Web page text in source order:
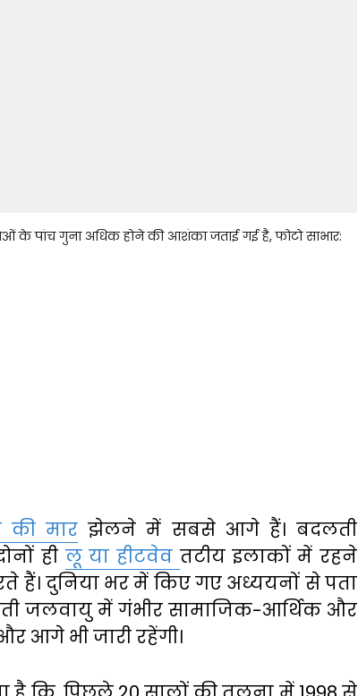
के पांच गुना अधिक होने की आशंका जताई गई है, फोटो साभार:
की मार झेलने में सबसे आगे हैं। बदलती
ही लू या हीटवेव तटीय इलाकों में रहने
हैं। दुनिया भर में किए गए अध्ययनों से पता
जलवायु में गंभीर सामाजिक-आर्थिक और
आगे भी जारी रहेंगी।